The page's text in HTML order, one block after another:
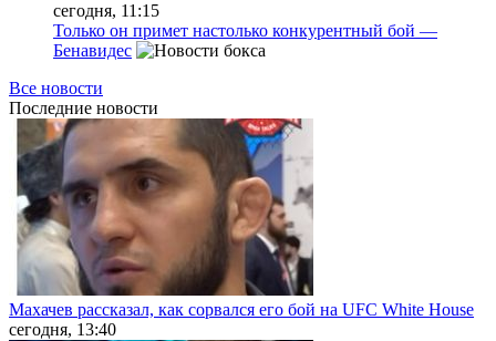
сегодня, 11:15
Только он примет настолько конкурентный бой —
Бенавидес
Все новости
Последние новости
Махачев рассказал, как сорвался его бой на UFC White House
сегодня, 13:40